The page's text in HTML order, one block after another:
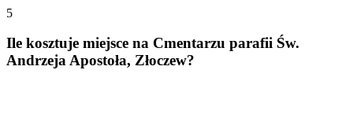
5
Ile kosztuje miejsce na Cmentarzu parafii Św.
Andrzeja Apostoła, Złoczew?